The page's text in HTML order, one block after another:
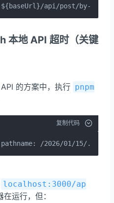
api/post/by-
本地 API 超时（关键
的方案中，执行 pnpm
复制代码
/2026/01/15/...
localhost:3000/ap
运行，但：